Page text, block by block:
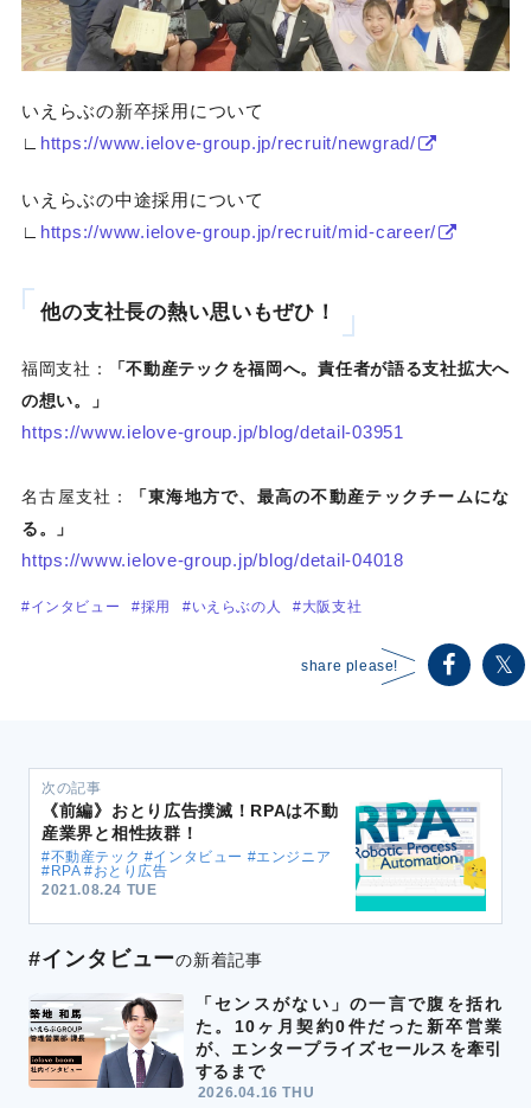
いえらぶの新卒採用について
∟ https://www.ielove-group.jp/recruit/newgrad/
いえらぶの中途採用について
∟ https://www.ielove-group.jp/recruit/mid-career/
他の支社長の熱い思いもぜひ！
福岡支社：
「不動産テックを福岡へ。責任者が語る支社拡大へ
の想い。」
https://www.ielove-group.jp/blog/detail-03951
名古屋支社：
「東海地方で、最高の不動産テックチームにな
る。」
https://www.ielove-group.jp/blog/detail-04018
#インタビュー #採用 #いえらぶの人 #大阪支社
share please!
次の記事
《前編》おとり広告撲滅！RPAは不動
産業界と相性抜群！
#不動産テック #インタビュー #エンジニア
#RPA #おとり広告
2021.08.24 TUE
#インタビューの新着記事
「センスがない」の一言で腹を括れ
た。10ヶ月契約0件だった新卒営業
が、エンタープライズセールスを牽引
するまで
2026.04.16 THU